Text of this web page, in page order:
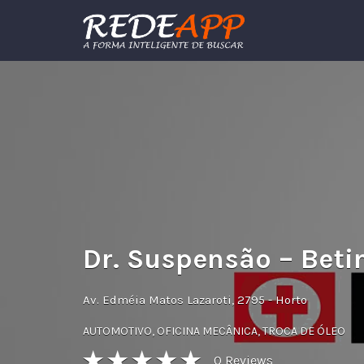
Procurar:
Dr. Suspensão –
Av. Edméia Matos Lazaroti, 2795 - Horto
AUTOMOTIVO, OFICINA MECÂNICA,TROCA DE ÓLEO
0 Reviews